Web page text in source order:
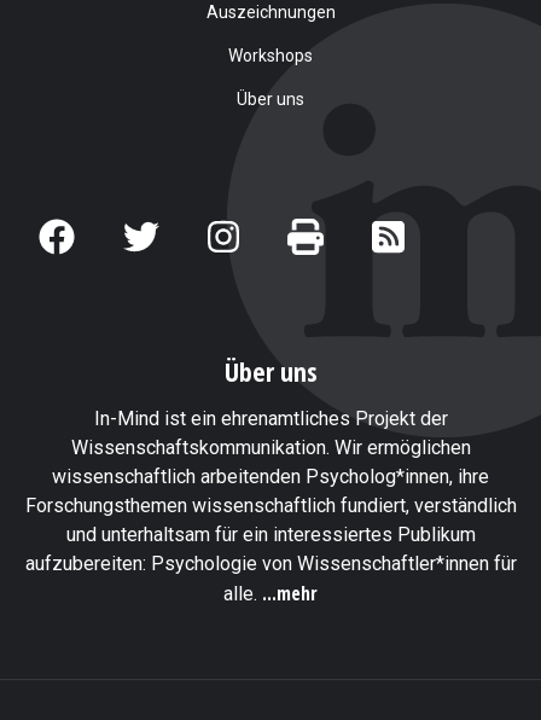
Auszeichnungen
Workshops
Über uns
Über uns
In-Mind ist ein ehrenamtliches Projekt der
Wissenschaftskommunikation. Wir ermöglichen
wissenschaftlich arbeitenden Psycholog*innen, ihre
Forschungsthemen wissenschaftlich fundiert, verständlich
und unterhaltsam für ein interessiertes Publikum
aufzubereiten: Psychologie von Wissenschaftler*innen für
alle. ...mehr